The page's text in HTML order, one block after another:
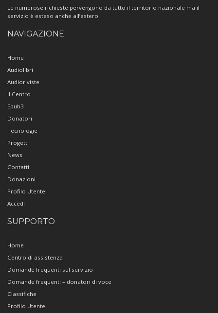
Le numerose richieste pervengono da tutto il territorio nazionale ma il
servizio è esteso anche all’estero.
NAVIGAZIONE
Home
Audiolibri
Audioriviste
Il Centro
Epub3
Donatori
Tecnologie
Progetti
News
Contatti
Donazioni
Profilo Utente
Accedi
SUPPORTO
Home
Centro di assistenza
Domande frequenti sul servizio
Domande frequenti – donatori di voce
Classifiche
Profilo Utente